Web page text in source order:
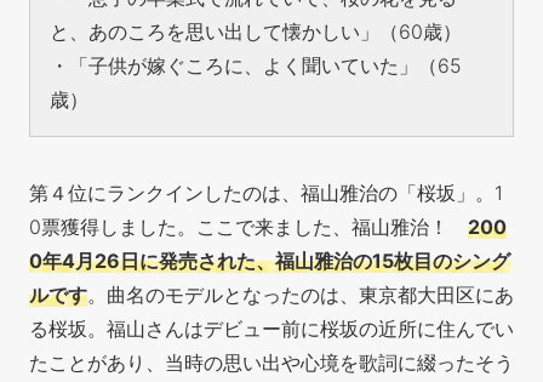
と、あのころを思い出して懐かしい」（60歳）
・「子供が嫁ぐころに、よく聞いていた」（65
歳）
第４位にランクインしたのは、福山雅治の「桜坂」。1
0票獲得しました。ここで来ました、福山雅治！ 200
0年4月26日に発売された、福山雅治の15枚目のシング
ルです。曲名のモデルとなったのは、東京都大田区にあ
る桜坂。福山さんはデビュー前に桜坂の近所に住んでい
たことがあり、当時の思い出や心境を歌詞に綴ったそう